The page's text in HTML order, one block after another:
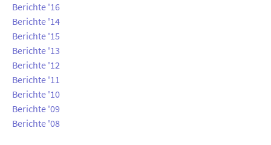
SUCHE
INTERN
Berichte '16
Berichte '14
Berichte '15
Berichte '13
Berichte '12
Berichte '11
Berichte '10
Berichte '09
Berichte '08